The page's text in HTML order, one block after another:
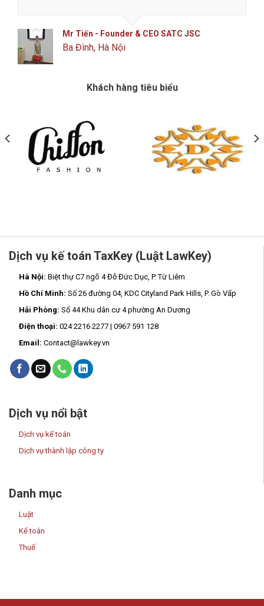
Mr Tiến - Founder & CEO SATC JSC
Ba Đình, Hà Nội
Khách hàng tiêu biểu
Dịch vụ kế toán TaxKey (Luật LawKey)
Hà Nội: Biệt thự C7 ngõ 4 Đỗ Đức Dục, P. Từ Liêm
Hồ Chí Minh: Số 26 đường 04, KDC Cityland Park Hills, P. Gò Vấp
Hải Phòng: Số 44 Khu dân cư 4 phường An Dương
Điện thoại: 024 2216 2277 | 0967 591 128
Email: Contact@lawkey.vn
Dịch vụ nổi bật
Dịch vụ kế toán
Dịch vụ thành lập công ty
Danh mục
Luật
Kế toán
Thuế